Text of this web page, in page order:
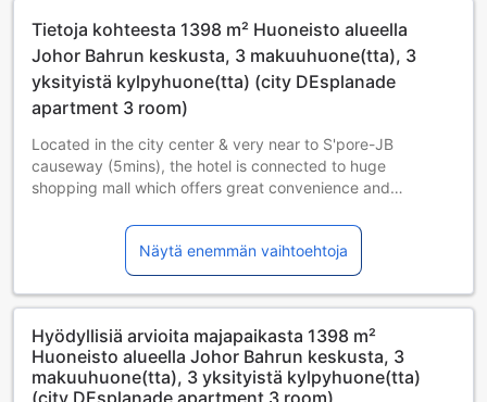
tarkista kunkin huoneen kohdalta huonekoko lisätietoa
saadaksesi.
Kun varaat enemmän kuin 5 huonetta, eri käytännöt ja
ehdot saattavat päteä.
Tietoja kohteesta 1398 m² Huoneisto alueella
Johor Bahrun keskusta, 3 makuuhuone(tta), 3
yksityistä kylpyhuone(tta) (city DEsplanade
apartment 3 room)
Located in the city center & very near to S'pore-JB
causeway (5mins), the hotel is connected to huge
shopping mall which offers great convenience and
Dinosaur Water Theme Park, Gym, Sauna, Golf Simulator,
Cinema, KTV, Spa, Pool, Table Tennis & more. We are also
very close to hot spots like Legoland (20mins), Puteri
Harbour (25mins). We do provide shuttle bus & tickets to
Casino
Näytä enemmän vaihtoehtoja
Hyödyllisiä arvioita majapaikasta 1398 m²
Huoneisto alueella Johor Bahrun keskusta, 3
makuuhuone(tta), 3 yksityistä kylpyhuone(tta)